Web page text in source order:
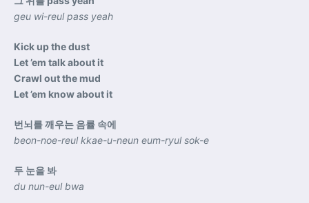
geu wi-reul pass yeah
Kick up the dust
Let ’em talk about it
Crawl out the mud
Let ’em know about it
번뇌를 깨우는 음률 속에
beon-noe-reul kkae-u-neun eum-ryul sok-e
두 눈을 봐
du nun-eul bwa